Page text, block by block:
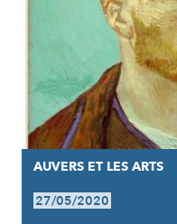
AUVERS ET LES ARTS
27/05/2020